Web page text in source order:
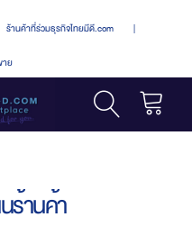
ร้านค้าที่ร่วมธุรกิจไทยมีดี.com |
าย
ร้านค้า